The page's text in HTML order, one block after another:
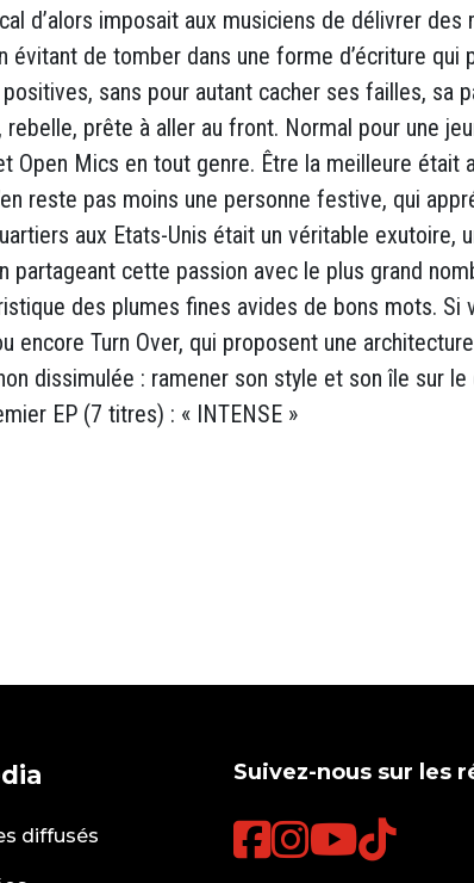
d’alors imposait aux musiciens de délivrer des
de tomber dans une forme d’écriture
sans pour autant cacher ses failles, sa
prête à aller au front. Normal pour une
Open Mics en tout genre. Être la meilleure
reste pas moins une personne festive, qui
aux Etats-Unis était un véritable exutoire,
cette passion avec le plus grand
des plumes fines avides de bons mots. Si
Turn Over, qui proposent une architecture
dissimulée : ramener son style et son île sur le
EP (7 titres) : « INTENSE »
diffusés
Suivez-nous sur les